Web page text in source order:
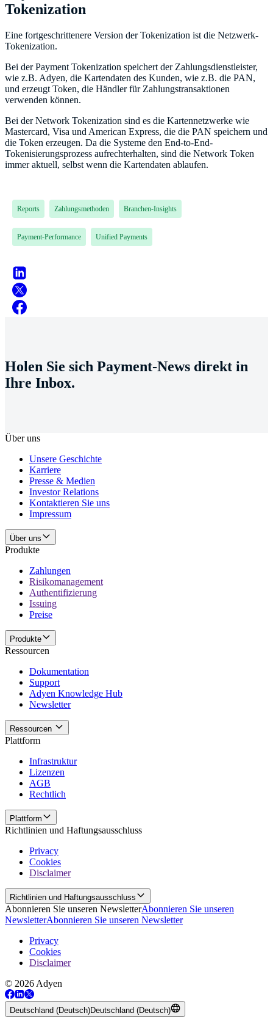
Tokenization
Eine fortgeschrittenere Version der Tokenization ist die Netzwerk-
Tokenization.
Bei der Payment Tokenization speichert der Zahlungsdienstleister,
wie z.B. Adyen, die Kartendaten des Kunden, wie z.B. die PAN,
und erzeugt Token, die Händler für Zahlungstransaktionen
verwenden können.
Bei der Network Tokenization sind es die Kartennetzwerke wie
Mastercard, Visa und American Express, die die PAN speichern und
die Token erzeugen. Da die Systeme den End-to-End-
Tokenisierungsprozess aufrechterhalten, sind die Network Token
immer aktuell, selbst wenn die Kartendaten ablaufen.
Reports Zahlungsmethoden Branchen-Insights
Payment-Performance Unified Payments
Holen Sie sich Payment-News direkt in
Ihre Inbox.
Über uns
Unsere Geschichte
Karriere
Presse & Medien
Investor Relations
Kontaktieren Sie uns
Impressum
Über uns
Produkte
Zahlungen
Risikomanagement
Authentifizierung
Issuing
Preise
Produkte
Ressourcen
Dokumentation
Support
Adyen Knowledge Hub
Newsletter
Ressourcen
Plattform
Infrastruktur
Lizenzen
AGB
Rechtlich
Plattform
Richtlinien und Haftungsausschluss
Privacy
Cookies
Disclaimer
Richtlinien und Haftungsausschluss
Abonnieren Sie unseren NewsletterAbonnieren Sie unseren
NewsletterAbonnieren Sie unseren Newsletter
Privacy
Cookies
Disclaimer
© 2026 Adyen
Deutschland (Deutsch)Deutschland (Deutsch)